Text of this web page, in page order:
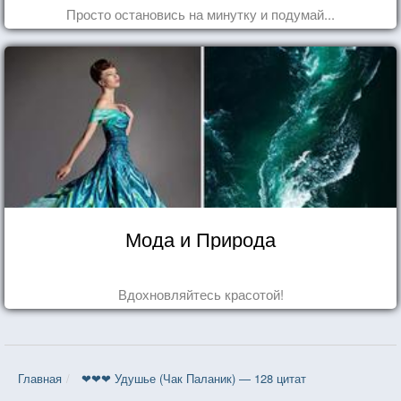
Просто остановись на минутку и подумай...
Мода и Природа
Вдохновляйтесь красотой!
Главная ❤❤❤ Удушье (Чак Паланик) — 128 цитат